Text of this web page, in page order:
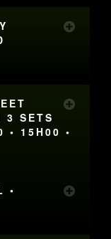
3 SETS
• 15H00 •
•